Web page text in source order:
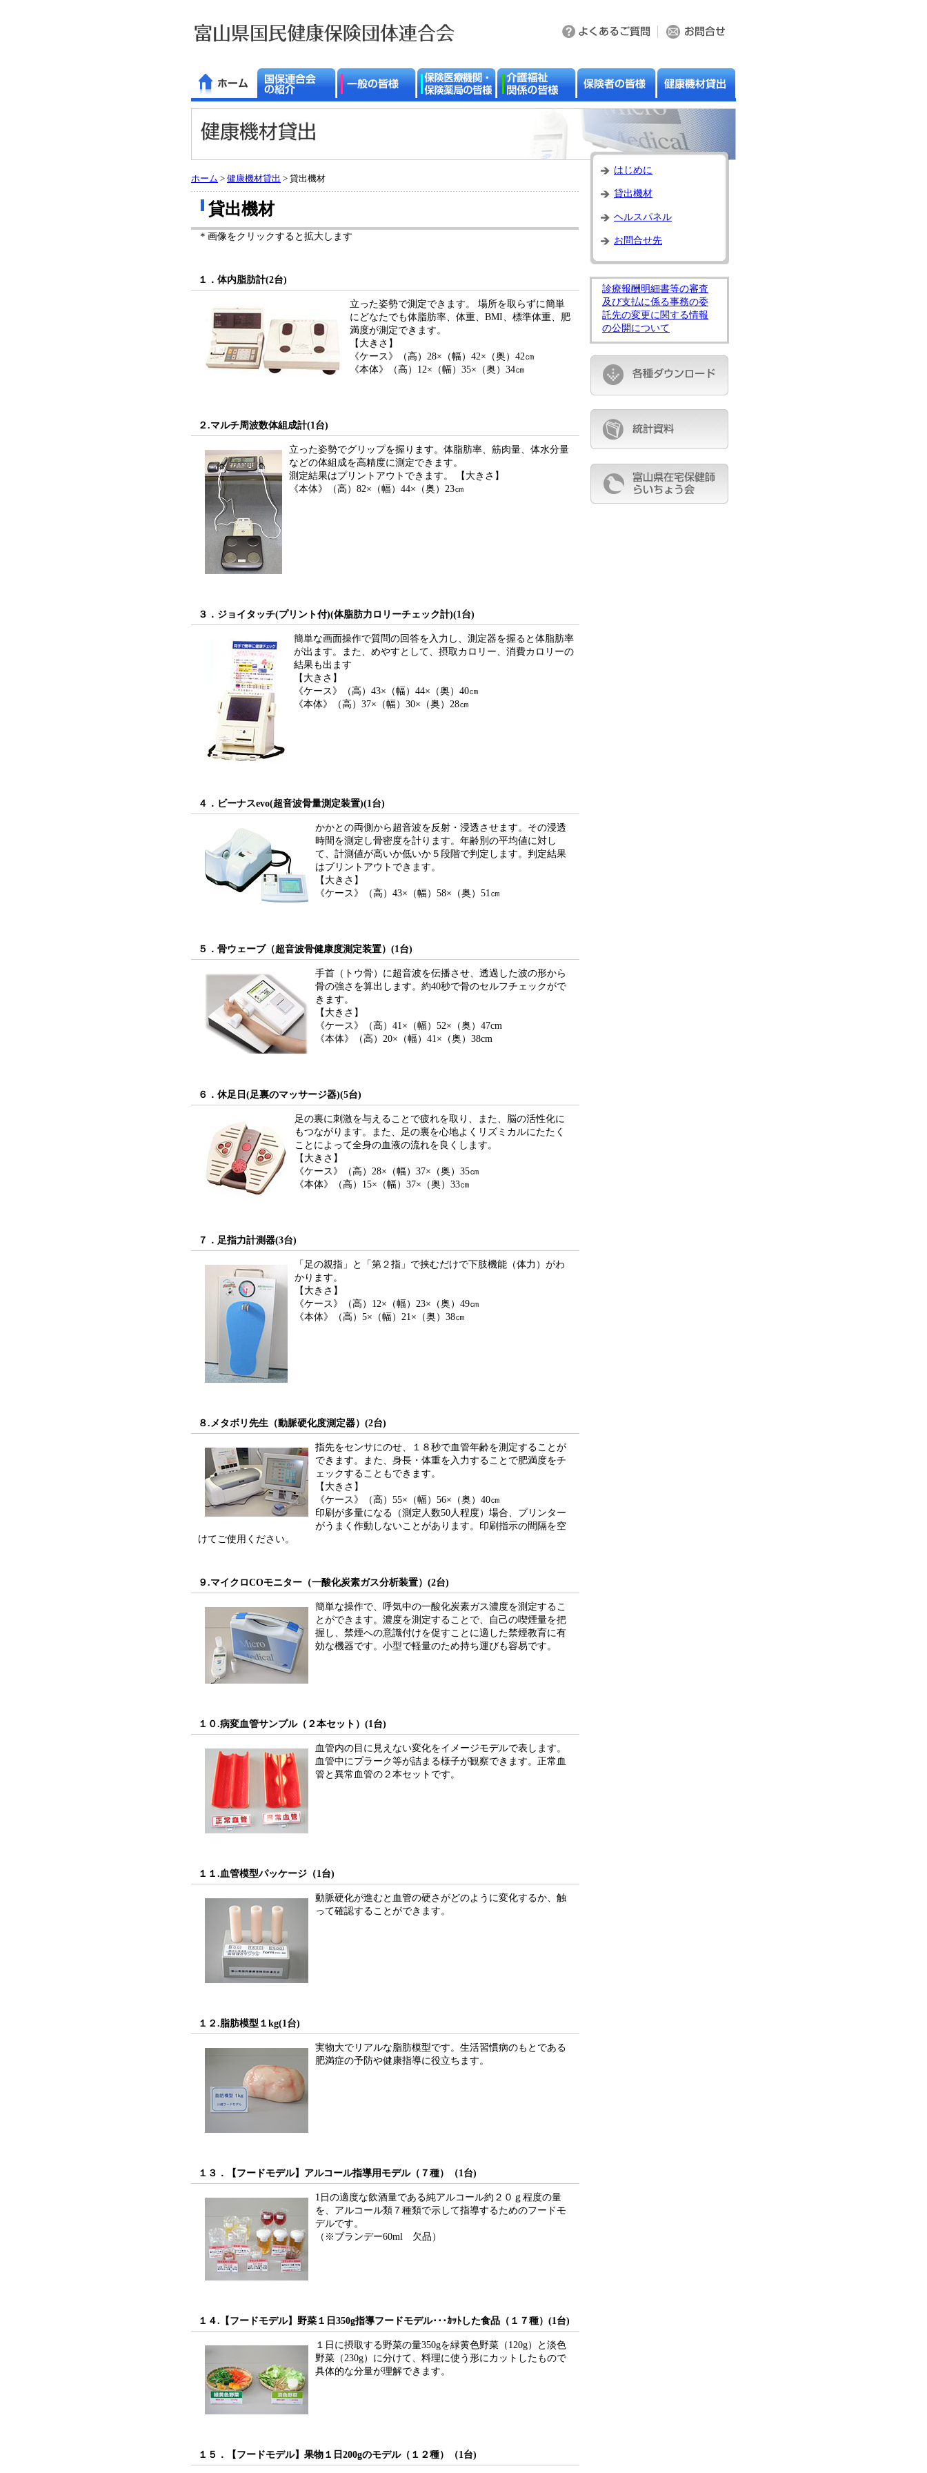
ホーム > 健康機材貸出 > 貸出機材
貸出機材
＊画像をクリックすると拡大します
１．体内脂肪計(2台)
立った姿勢で測定できます。 場所を取らずに簡単
にどなたでも体脂肪率、体重、BMI、標準体重、肥
満度が測定できます。
【大きさ】
《ケース》（高）28×（幅）42×（奥）42㎝
《本体》（高）12×（幅）35×（奥）34㎝
２.マルチ周波数体組成計(1台)
立った姿勢でグリップを握ります。体脂肪率、筋肉量、体水分量
などの体組成を高精度に測定できます。
測定結果はプリントアウトできます。 【大きさ】
《本体》（高）82×（幅）44×（奥）23㎝
３．ジョイタッチ(プリント付)(体脂肪力ロリーチェック計)(1台)
簡単な画面操作で質問の回答を入力し、測定器を握ると体脂肪率
が出ます。また、めやすとして、摂取カロリー、消費カロリーの
結果も出ます
【大きさ】
《ケース》（高）43×（幅）44×（奥）40㎝
《本体》（高）37×（幅）30×（奥）28㎝
４．ビーナスevo(超音波骨量測定装置)(1台)
かかとの両側から超音波を反射・浸透させます。その浸透
時間を測定し骨密度を計ります。年齢別の平均値に対し
て、計測値が高いか低いか５段階で判定します。判定結果
はプリントアウトできます。
【大きさ】
《ケース》（高）43×（幅）58×（奥）51㎝
５．骨ウェーブ（超音波骨健康度測定装置）(1台)
手首（トウ骨）に超音波を伝播させ、透過した波の形から
骨の強さを算出します。約40秒で骨のセルフチェックがで
きます。
【大きさ】
《ケース》（高）41×（幅）52×（奥）47cm
《本体》（高）20×（幅）41×（奥）38cm
６．休足日(足裏のマッサージ器)(5台)
足の裏に刺激を与えることで疲れを取り、また、脳の活性化に
もつながります。また、足の裏を心地よくリズミカルにたたく
ことによって全身の血液の流れを良くします。
【大きさ】
《ケース》（高）28×（幅）37×（奥）35㎝
《本体》（高）15×（幅）37×（奥）33㎝
７．足指力計測器(3台)
「足の親指」と「第２指」で挟むだけで下肢機能（体力）がわ
かります。
【大きさ】
《ケース》（高）12×（幅）23×（奥）49㎝
《本体》（高）5×（幅）21×（奥）38㎝
８.メタボリ先生（動脈硬化度測定器）(2台)
指先をセンサにのせ、１８秒で血管年齢を測定することが
できます。また、身長・体重を入力することで肥満度をチ
ェックすることもできます。
【大きさ】
《ケース》（高）55×（幅）56×（奥）40㎝
印刷が多量になる（測定人数50人程度）場合、プリンター
がうまく作動しないことがあります。印刷指示の間隔を空
けてご使用ください。
９.マイクロCOモニター（一酸化炭素ガス分析装置）(2台)
簡単な操作で、呼気中の一酸化炭素ガス濃度を測定するこ
とができます。濃度を測定することで、自己の喫煙量を把
握し、禁煙への意識付けを促すことに適した禁煙教育に有
効な機器です。小型で軽量のため持ち運びも容易です。
１０.病変血管サンプル（２本セット）(1台)
血管内の目に見えない変化をイメージモデルで表します。
血管中にプラーク等が詰まる様子が観察できます。正常血
管と異常血管の２本セットです。
１１.血管模型パッケージ（1台)
動脈硬化が進むと血管の硬さがどのように変化するか、触
って確認することができます。
１２.脂肪模型１kg(1台)
実物大でリアルな脂肪模型です。生活習慣病のもとである
肥満症の予防や健康指導に役立ちます。
１３．【フードモデル】アルコール指導用モデル（７種）（1台)
1日の適度な飲酒量である純アルコール約２０ｇ程度の量
を、アルコール類７種類で示して指導するためのフードモ
デルです。
（※ブランデー60ml 欠品）
１４.【フードモデル】野菜１日350g指導フードモデル･･･ｶｯﾄした食品（１７種）(1台)
１日に摂取する野菜の量350gを緑黄色野菜（120g）と淡色
野菜（230g）に分けて、料理に使う形にカットしたもので
具体的な分量が理解できます。
１５．【フードモデル】果物１日200gのモデル（１２種）（1台)
はじめに
貸出機材
ヘルスパネル
お問合せ先
診療報酬明細書等の審査
及び支払に係る事務の委
託先の変更に関する情報
の公開について